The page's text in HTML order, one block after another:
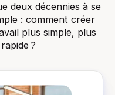
deux décennies à se
: comment créer
plus simple, plus
?